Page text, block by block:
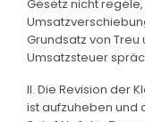
Gesetz nicht
Grundsatz von
Umsatzsteuer
II. Die Revision der
ist aufzuheben und